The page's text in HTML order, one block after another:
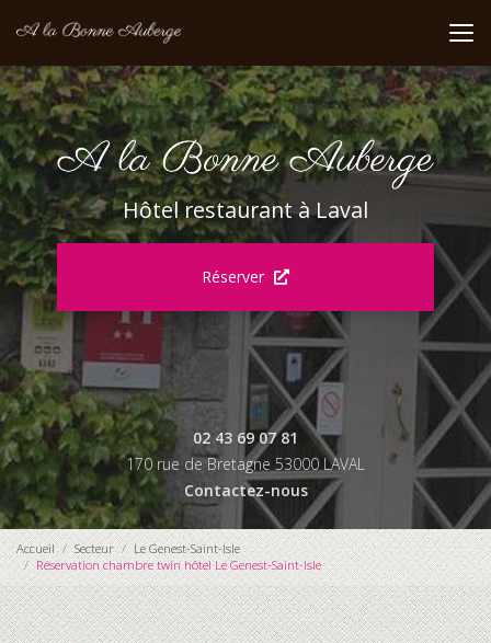
au
principal
Hôtel restaurant à Laval
Réserver
02 43 69 07 81
170 rue de Bretagne 53000 LAVAL
Contactez-nous
Accueil Secteur
Le Genest-Saint-Isle
Réservation chambre twin hôtel Le Genest-Saint-Isle